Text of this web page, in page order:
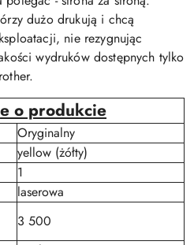
dużo drukują i chcą
nie rezygnując
wydruków dostępnych tylko
o produkcie
Oryginalny
yellow (żółty)
1
laserowa
3 500